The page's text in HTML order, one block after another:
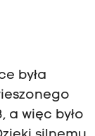
była
a więc było